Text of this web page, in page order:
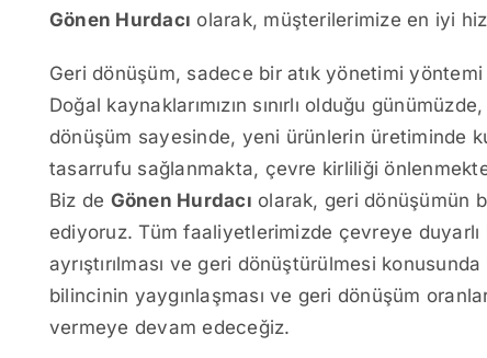
Gönen Hurdacı olarak, müşterilerimize en iyi
Geri dönüşüm, sadece bir atık yönetimi yöntemi
Doğal kaynaklarımızın sınırlı olduğu
dönüşüm sayesinde, yeni ürünlerin üretiminde
tasarrufu sağlanmakta, çevre kirliliği
Biz de Gönen Hurdacı olarak, geri dönüşümün
ediyoruz. Tüm faaliyetlerimizde çevreye duyarlı
ayrıştırılması ve geri dönüştürülmesi
bilincinin yaygınlaşması ve geri dönüşüm
vermeye devam edeceğiz.